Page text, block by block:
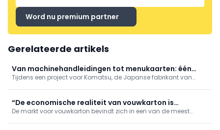
Word nu premium partner
Gerelateerde artikels
Van machinehandleidingen tot menukaarten: één
materiaal, vele toepassingen
Tijdens een project voor Komatsu, de Japanse fabrikant van
“De economische realiteit van vouwkarton is
veranderd, daarom wint digitaal”
De markt voor vouwkarton bevindt zich in een van de meest